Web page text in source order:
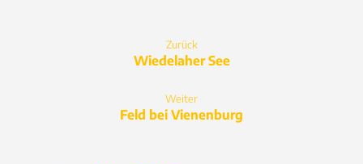
Zurück
Wiedelaher See
Weiter
Feld bei Vienenburg